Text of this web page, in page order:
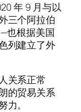
年 9 月与以
三个阿拉伯
也根据美国
列建立了外
关系正常
的贸易关系
。